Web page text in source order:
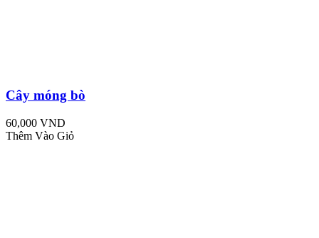
Cây móng bò
60,000 VND
Thêm Vào Giỏ